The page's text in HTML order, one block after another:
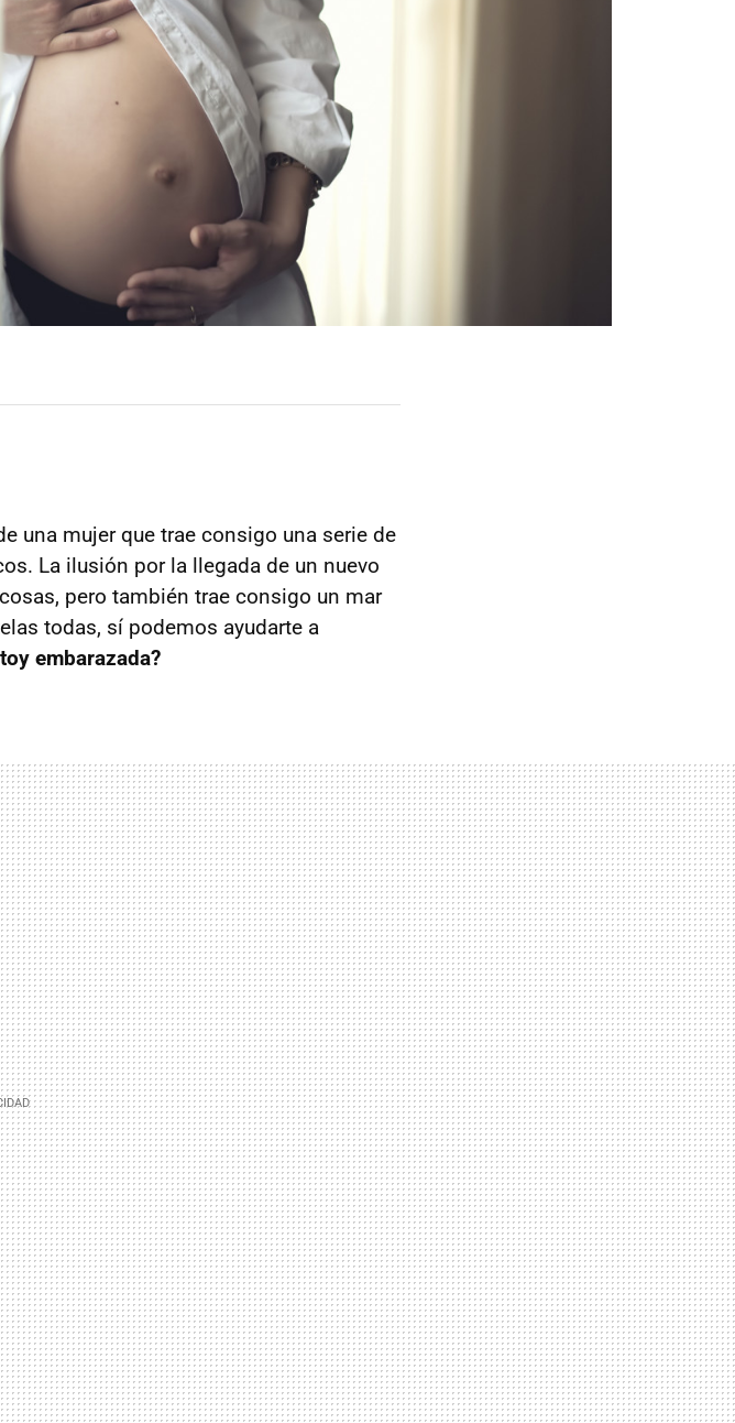
una mujer que trae consigo una serie de
La ilusión por la llegada de un nuevo
pero también trae consigo un mar
todas, sí podemos ayudarte a
embarazada?